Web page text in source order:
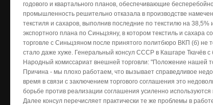
годового и квартального планов, обеспечивающие
промышленность решительно отказала в производстве
текстиля и сахаров, выполнив последние по текстилю на
экспортного плана по Синьцзяну, в котором текстиль и сахара
торговле с Синьцзяном после принятого политбюро ВКП (б) не
стало даже хуже. Генеральный консул СССР в Кашгаре Ткачёв
Народный комиссариат внешней торговли: "Положение нашей
Причина - мы плохо работаем, что вызывает справедливое
время в связи с заключением торгового соглашения это
борьбе против реализации соглашения усиленно
Далее консул перечисляет практически те же проблемы в